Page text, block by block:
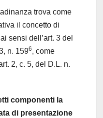
trova come
il concetto di
sensi dell’art. 3 del
n. 1596, come
2, c. 5, del D.L. n.
componenti la
di presentazione